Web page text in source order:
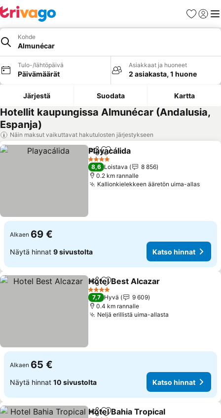
Suosikit
Kohde
Almunécar
Tulo-/lähtöpäivä
Päivämäärät
Asiakkaat ja huoneet
2 asiakasta, 1 huone
Järjestä Suodata Kartta
Hotellit kaupungissa Almunécar (Andalusia,
Espanja)
Näin maksut vaikuttavat hakutulosten järjestykseen
Jaa Lisää suosikkeihin
Playacálida
4 Tähtiluokitus
8,6 Loistava
8 856
0.2 km rannalle
Kallionkielekkeen ääretön uima-allas
Alkaen 69 €
Näytä hinnat 9 sivustolta Katso hinnat
Jaa Lisää suosikkeihin
Hotel Best Alcazar
4 Tähtiluokitus
7,7 Hyvä
9 609
0.4 km rannalle
Neljä erillistä uima-allasta
Alkaen 65 €
Näytä hinnat 10 sivustolta Katso hinnat
Jaa
Hotel Bahia Tropical